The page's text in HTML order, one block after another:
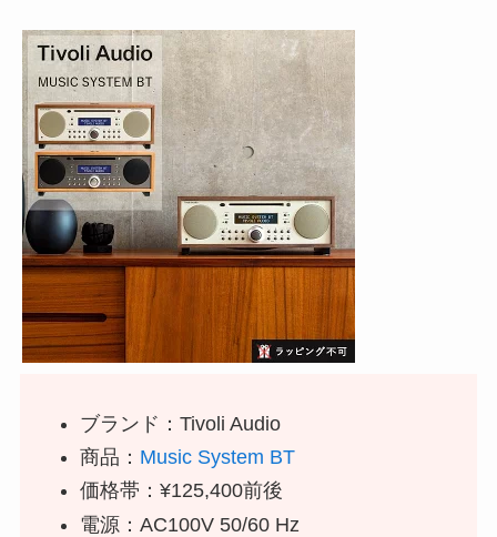
ブランド：Tivoli Audio
商品： Music System BT
価格帯：¥125,400前後
電源：AC100V 50/60 Hz